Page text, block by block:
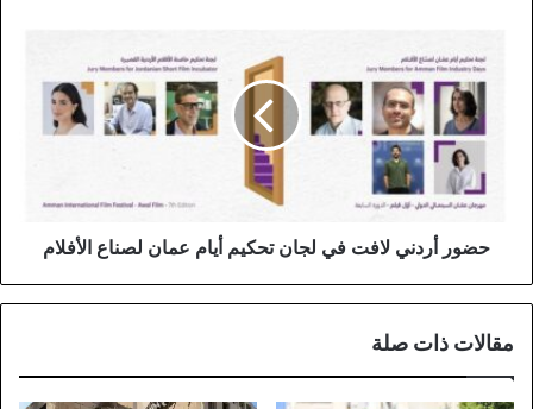
لافت
تحكيم
عمان
الأفلامحضور أردني لافت في لجان تحكيم أيام عمان لصناع الأفلام
مقالات ذات صلة